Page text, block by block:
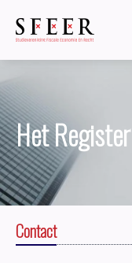
Het
Contact